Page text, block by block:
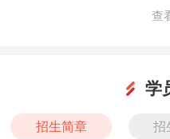
办的一所完全中学兼容小
学校座落于福厦公路旁，
校占地135亩，投资近亿
有教学楼、综合实验楼、
楼、师生餐厅、电影院和
环境优美。学生不但学习
查
学
招生简章 招